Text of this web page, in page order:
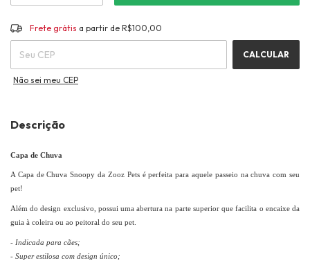
Frete grátis R$100,00
ALTERAR CEP
Frete grátis a partir deR$100,00
CALCULAR
Não sei meu CEP
Descrição
Capa de Chuva
A Capa de Chuva Snoopy da Zooz Pets é perfeita para aquele passeio na chuva com seu
pet!
Além do design exclusivo, possui uma abertura na parte superior que facilita o encaixe da
guia à coleira ou ao peitoral do seu pet.
- Indicada para cães;
- Super estilosa com design único;